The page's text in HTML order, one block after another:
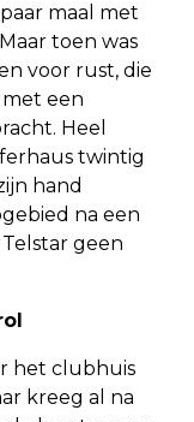
maal met
toen was
voor rust, die
een
Heel
twintig
hand
na een
geen
het clubhuis
kreeg al na